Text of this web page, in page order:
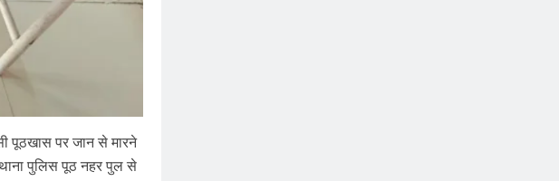
पूठखास पर जान से मारने
पुलिस पूठ नहर पुल से